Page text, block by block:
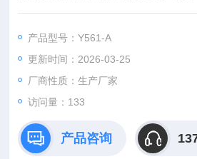
公司，索取更多详细的技术资料。
产品型号：Y561-A
更新时间：2026-03-25
厂商性质：生产厂家
访问量：133
产品咨询